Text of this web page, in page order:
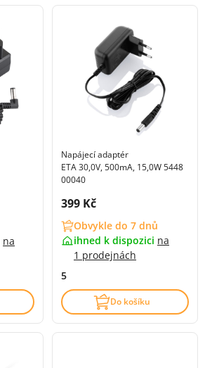
na
Napájecí adaptér
ETA 30,0V, 500mA, 15,0W 5448
00040
Cena s DPH:
399 Kč
Obvykle do 7 dnů
ihned k dispozici na
1 prodejnách
5
Do košíku